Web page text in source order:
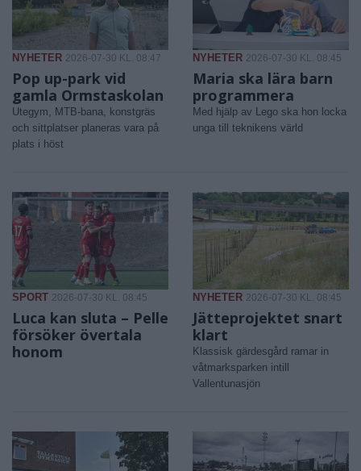
NYHETER 2026-07-30 KL. 08:47
Pop up-park vid
gamla Ormstaskolan
Utegym, MTB-bana, konstgräs
och sittplatser planeras vara på
plats i höst
NYHETER 2026-07-30 KL. 08:45
Maria ska lära barn
programmera
Med hjälp av Lego ska hon locka
unga till teknikens värld
SPORT 2026-07-30 KL. 08:45
Luca kan sluta – Pelle
försöker övertala
honom
NYHETER 2026-07-30 KL. 08:45
Jätteprojektet snart
klart
Klassisk gärdesgård ramar in
våtmarksparken intill
Vallentunasjön